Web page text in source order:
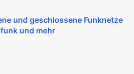
und geschlossene Funknetze
und mehr